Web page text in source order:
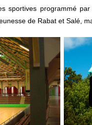
sportives programmé
de Rabat et Salé,